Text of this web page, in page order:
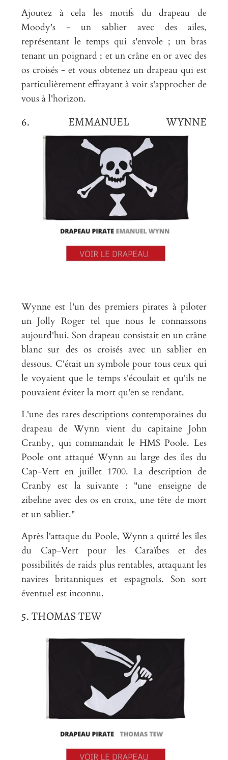
Ajoutez à cela les motifs du drapeau de
Moody's - un sablier avec des ailes,
représentant le temps qui s'envole ; un bras
tenant un poignard ; et un crâne en or avec des
os croisés - et vous obtenez un drapeau qui est
particulièrement effrayant à voir s'approcher de
vous à l'horizon.
6. EMMANUEL WYNNE
Wynne est l'un des premiers pirates à piloter
un Jolly Roger tel que nous le connaissons
aujourd'hui. Son drapeau consistait en un crâne
blanc sur des os croisés avec un sablier en
dessous. C'était un symbole pour tous ceux qui
le voyaient que le temps s'écoulait et qu'ils ne
pouvaient éviter la mort qu'en se rendant.
L'une des rares descriptions contemporaines du
drapeau de Wynn vient du capitaine John
Cranby, qui commandait le HMS Poole. Les
Poole ont attaqué Wynn au large des îles du
Cap-Vert en juillet 1700. La description de
Cranby est la suivante : "une enseigne de
zibeline avec des os en croix, une tête de mort
et un sablier."
Après l'attaque du Poole, Wynn a quitté les îles
du Cap-Vert pour les Caraïbes et des
possibilités de raids plus rentables, attaquant les
navires britanniques et espagnols. Son sort
éventuel est inconnu.
5. THOMAS TEW